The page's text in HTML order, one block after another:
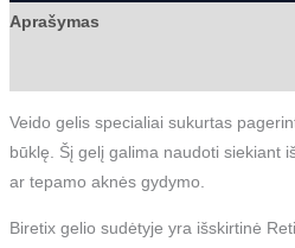
Aprašymas
Veido gelis specialiai sukurtas
būklę. Šį gelį galima naudoti siekiant
ar tepamo aknės gydymo.
Biretix gelio sudėtyje yra išskirtinė